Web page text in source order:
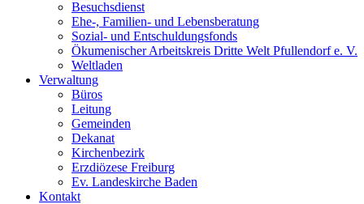
Besuchsdienst
Ehe-, Familien- und Lebensberatung
Sozial- und Entschuldungsfonds
Ökumenischer Arbeitskreis Dritte Welt Pfullendorf e. V.
Weltladen
Verwaltung
Büros
Leitung
Gemeinden
Dekanat
Kirchenbezirk
Erzdiözese Freiburg
Ev. Landeskirche Baden
Kontakt